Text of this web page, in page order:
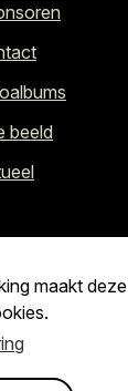
maakt deze
beeld